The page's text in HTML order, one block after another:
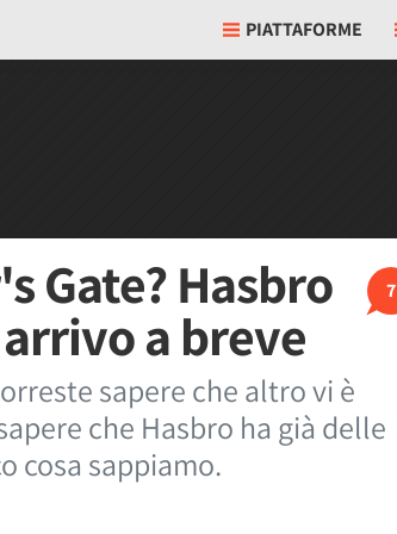
PIATTAFORME
7
Gate? Hasbro
a breve
sapere che altro vi è
che Hasbro ha già delle
cosa sappiamo.